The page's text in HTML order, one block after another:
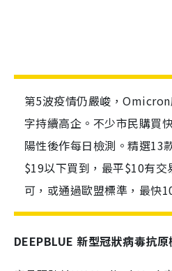
第5波疫情仍嚴峻，
字持續高企。不少市民購買
陽性後作每日檢測。精選13
$19以下買到，最平$10有
可，或通過歐盟標準，最快
DEEPBLUE 新型冠狀病毒抗